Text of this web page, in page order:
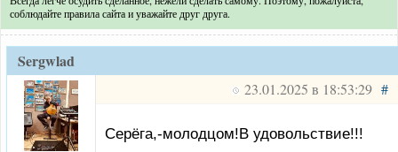
соблюдайте правила сайта и уважайте друг друга.
Sergwlad
23.01.2025 в 18:53:29 #
Серёга,-молодцом!В удовольствие!!!